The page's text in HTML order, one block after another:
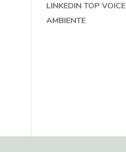
LINKEDIN TOP VOICE
AMBIENTE